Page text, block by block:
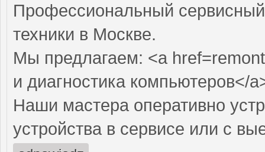
Профессиональный
техники в Москве.
Мы предлагаем: <a
и диагностика компьютеров</
Наши мастера оперативно
устройства в сервисе или с